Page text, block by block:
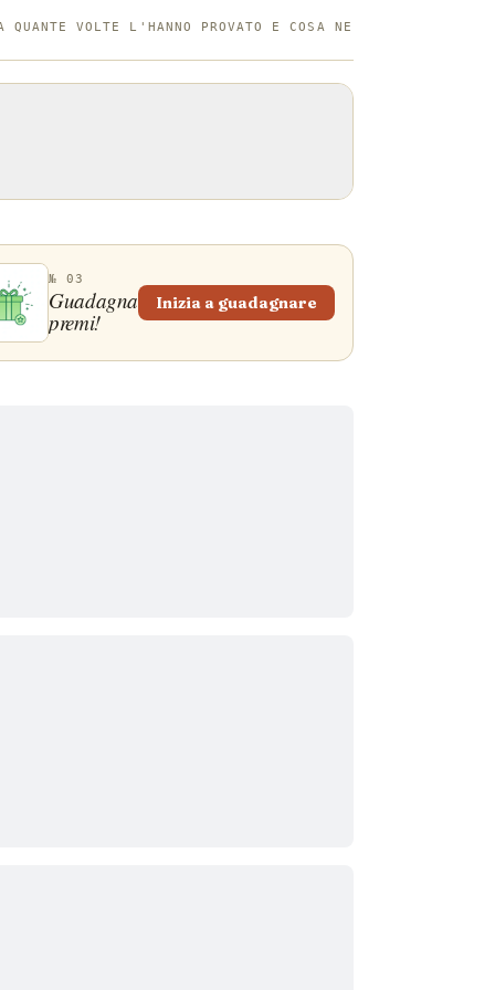
al curry, ketchup, salsa scura e una
dolce al latte. Tradizionalmente, il
servito avvolto in carta da forno e
notare che nello Yorkshire, una
è la bevanda perfetta da abbinare al
VOLTE L'HANNO PROVATO E COSA NE
№ 03
Guadagna
premi!
Inizia a guadagnare